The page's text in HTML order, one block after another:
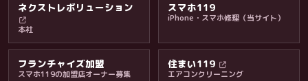
ネクストレボリューション
本社
スマホ119
iPhone・スマホ修理（当サイト）
フランチャイズ加盟
スマホ119の加盟店オーナー募集
住まい119
エアコンクリーニング